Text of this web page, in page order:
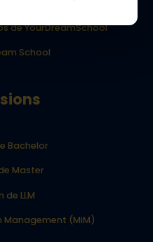
de YourDreamSchool
de YourDreamSchool
School
Bachelor
Master
de LLM
Management (MiM)